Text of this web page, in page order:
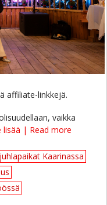
affiliate-linkkejä.
vaikka
lisää | Read more
juhlapaikat Kaarinassa